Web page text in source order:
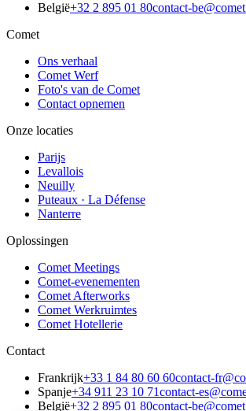
België+32 2 895 01 80contact-
Comet
Ons verhaal
Comet Werf
Foto's van de Comet
Contact opnemen
Onze locaties
Parijs
Levallois
Neuilly
Puteaux · La Défense
Nanterre
Oplossingen
Comet Meetings
Comet-evenementen
Comet Afterworks
Comet Werkruimtes
Comet Hotellerie
Contact
Frankrijk+33 1 84 80 60 60contact-
Spanje+34 911 23 10 71contact-
België+32 2 895 01 80contact-